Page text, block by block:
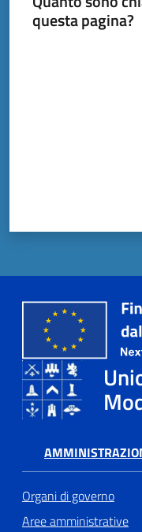
dati
Tutti
la
Tutti
gli
argomenti...
Seguici
questa pagina?
Organi di governo
Aree amministrative